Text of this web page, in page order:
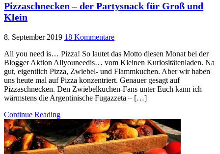
Pizzaschnecken – der Partysnack für Groß und
Klein
8. September 2019 18 Kommentare
All you need is… Pizza! So lautet das Motto diesen Monat bei der
Blogger Aktion Allyouneedis… vom Kleinen Kuriositätenladen. Na
gut, eigentlich Pizza, Zwiebel- und Flammkuchen. Aber wir haben
uns heute mal auf Pizza konzentriert. Genauer gesagt auf
Pizzaschnecken. Den Zwiebelkuchen-Fans unter Euch kann ich
wärmstens die Argentinische Fugazzeta – […]
Continue Reading